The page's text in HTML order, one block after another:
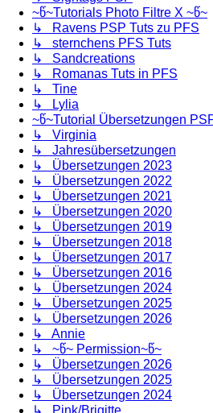
~წ~Tutorials Photo Filtre X ~წ~
↳ Ravens PSP Tuts zu PFS
↳ sternchens PFS Tuts
↳ Sandcreations
↳ Romanas Tuts in PFS
↳ Tine
↳ Lylia
~წ~Tutorial Übersetzungen
↳ Virginia
↳ Jahresübersetzungen
↳ Übersetzungen 2023
↳ Übersetzungen 2022
↳ Übersetzungen 2021
↳ Übersetzungen 2020
↳ Übersetzungen 2019
↳ Übersetzungen 2018
↳ Übersetzungen 2017
↳ Übersetzungen 2016
↳ Übersetzungen 2024
↳ Übersetzungen 2025
↳ Übersetzungen 2026
↳ Annie
↳ ~წ~ Permission~წ~
↳ Übersetzungen 2026
↳ Übersetzungen 2025
↳ Übersetzungen 2024